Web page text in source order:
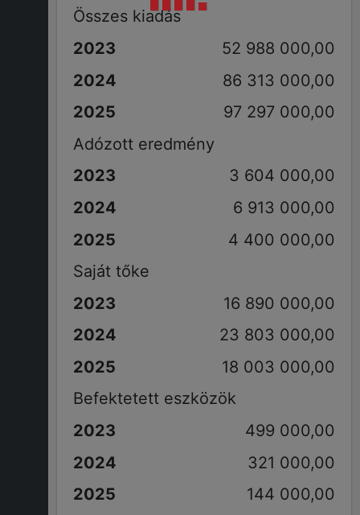
Összes kiadás
52 988 000,00
86 313 000,00
97 297 000,00
Adózott eredmény
3 604 000,00
6 913 000,00
4 400 000,00
Saját tőke
16 890 000,00
23 803 000,00
18 003 000,00
Befektetett eszközök
499 000,00
321 000,00
144 000,00